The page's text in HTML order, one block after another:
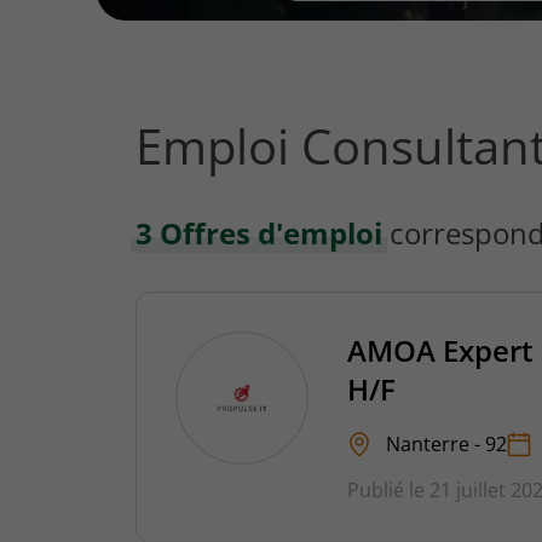
vous
Emploi
3 Offres d'emploi
AMOA
H/F
Nanterre - 92
Publié le 21 juillet